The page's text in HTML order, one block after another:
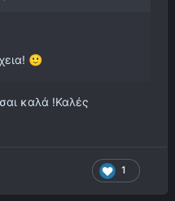
🙂
καλά !Καλές
1